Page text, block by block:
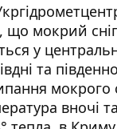
що мокрий
у
та
мокрого
вночі